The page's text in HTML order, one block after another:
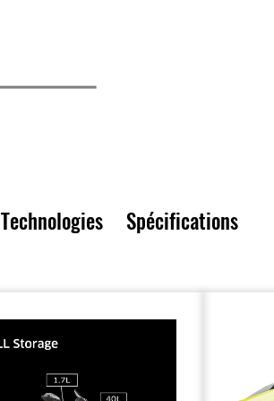
Technologies Spécifications